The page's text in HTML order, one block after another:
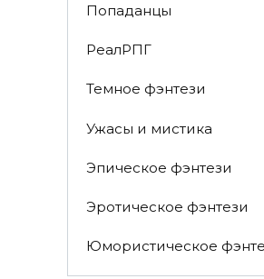
Попаданцы
РеалРПГ
Темное фэнтези
Ужасы и мистика
Эпическое фэнтези
Эротическое фэнтези
Юмористическое